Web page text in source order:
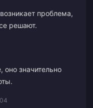
проблема,
решают.
значительно